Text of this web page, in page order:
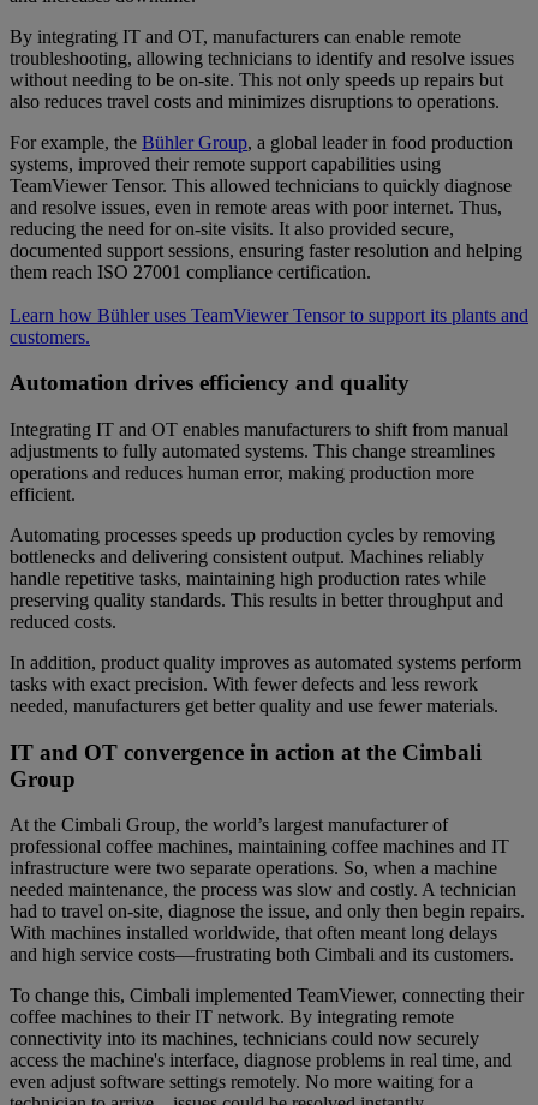
By integrating IT and OT, manufacturers can enable remote
troubleshooting, allowing technicians to identify and resolve issues
without needing to be on-site. This not only speeds up repairs but
also reduces travel costs and minimizes disruptions to operations.
For example, the Bühler Group, a global leader in food production
systems, improved their remote support capabilities using
TeamViewer Tensor. This allowed technicians to quickly diagnose
and resolve issues, even in remote areas with poor internet. Thus,
reducing the need for on-site visits. It also provided secure,
documented support sessions, ensuring faster resolution and helping
them reach ISO 27001 compliance certification.
Learn how Bühler uses TeamViewer Tensor to support its plants and
customers.
Automation drives efficiency and quality
Integrating IT and OT enables manufacturers to shift from manual
adjustments to fully automated systems. This change streamlines
operations and reduces human error, making production more
efficient.
Automating processes speeds up production cycles by removing
bottlenecks and delivering consistent output. Machines reliably
handle repetitive tasks, maintaining high production rates while
preserving quality standards. This results in better throughput and
reduced costs.
In addition, product quality improves as automated systems perform
tasks with exact precision. With fewer defects and less rework
needed, manufacturers get better quality and use fewer materials.
IT and OT convergence in action at the Cimbali
Group
At the Cimbali Group, the world’s largest manufacturer of
professional coffee machines, maintaining coffee machines and IT
infrastructure were two separate operations. So, when a machine
needed maintenance, the process was slow and costly. A technician
had to travel on-site, diagnose the issue, and only then begin repairs.
With machines installed worldwide, that often meant long delays
and high service costs—frustrating both Cimbali and its customers.
To change this, Cimbali implemented TeamViewer, connecting their
coffee machines to their IT network. By integrating remote
connectivity into its machines, technicians could now securely
access the machine's interface, diagnose problems in real time, and
even adjust software settings remotely. No more waiting for a